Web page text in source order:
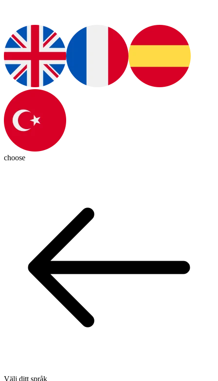
choose
Välj ditt språk